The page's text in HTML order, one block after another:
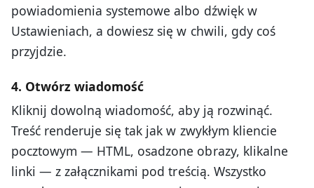
powiadomienia systemowe albo dźwięk w
Ustawieniach, a dowiesz się w chwili, gdy coś
przyjdzie.
4. Otwórz wiadomość
Kliknij dowolną wiadomość, aby ją rozwinąć.
Treść renderuje się tak jak w zwykłym kliencie
pocztowym — HTML, osadzone obrazy, klikalne
linki — z załącznikami pod treścią. Wszystko